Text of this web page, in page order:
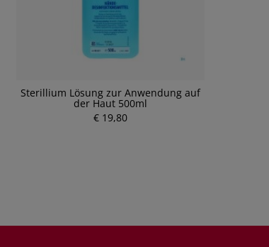
Sterillium Lösung zur Anwendung auf
der Haut 500ml
€ 19,80